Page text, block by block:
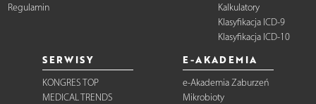
Regulamin
Kalkulatory
Klasyfikacja ICD-9
Klasyfikacja ICD-10
SERWISY
KONGRES TOP
MEDICAL TRENDS
E-AKADEMIA
e-Akademia Zaburzeń
Mikrobioty